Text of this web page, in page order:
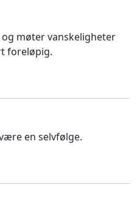
møter vanskeligheter
foreløpig.
en selvfølge.